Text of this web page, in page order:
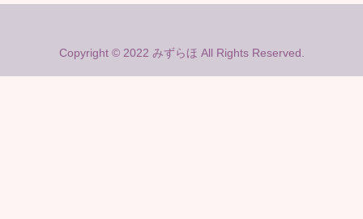
Copyright © 2022 みずらほ All Rights Reserved.